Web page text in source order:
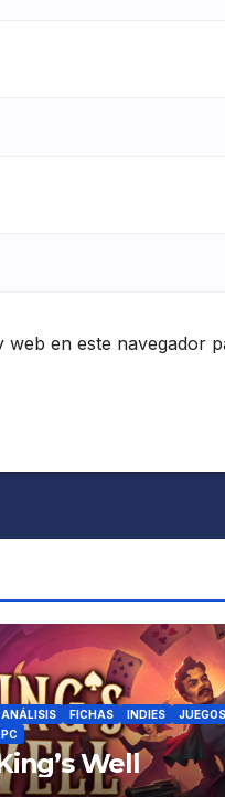
en este navegador
ANÁLISIS FICHAS INDIES
JUEGOS
PC
Well